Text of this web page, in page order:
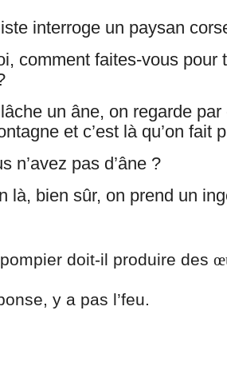
interroge un paysan
comment faites-vous pour
un âne, on regarde
et c’est là qu’on fait
n’avez pas d’âne ?
là, bien sûr, on prend un
doit-il produire des
y a pas l’feu.